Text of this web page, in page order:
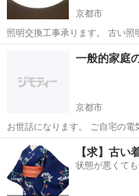
京都市
照明交換工事承ります。 古い照明から新しい物に交換したいけど取付
金具が違って取付できない… 高い所なので自分で交換できない… お気
軽にお問い合わせ下さい。 その他電気工事も対応いたしますので投稿
電気工事
一般的家庭
京都市
お世話になります。 ご自宅の電
ン、照明、コンセント、便座な
京都 電気工事
【求】古い
状態が悪くて